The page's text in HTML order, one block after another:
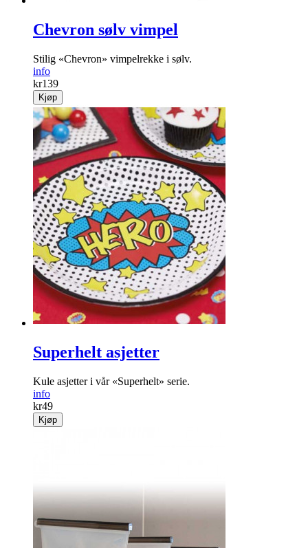
Chevron sølv vimpel
Stilig «Chevron» vimpelrekke i sølv.
info
kr139
Kjøp
Superhelt asjetter
Kule asjetter i vår «Superhelt» serie.
info
kr49
Kjøp